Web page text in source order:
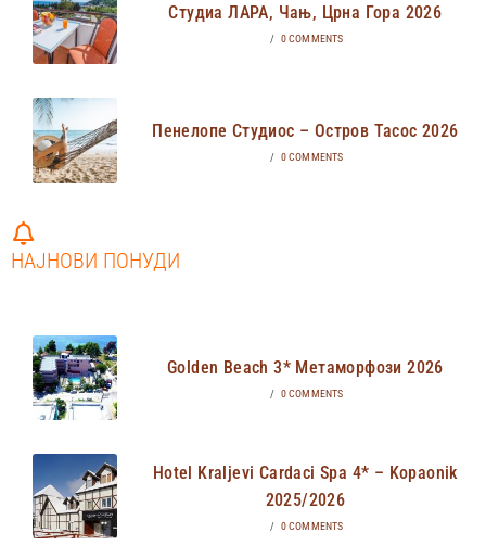
Студиа ЛАРА, Чањ, Црна Гора 2026
/ 0 COMMENTS
Пенелопе Студиос – Остров Тасос 2026
/ 0 COMMENTS
НАЈНОВИ ПОНУДИ
Golden Beach 3* Метаморфози 2026
/ 0 COMMENTS
Hotel Kraljevi Cardaci Spa 4* – Kopaonik
2025/2026
/ 0 COMMENTS